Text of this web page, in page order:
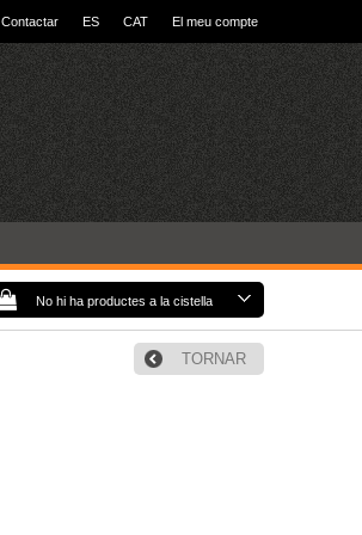
Contactar ES CAT El meu compte
No hi ha productes a la cistella
TORNAR